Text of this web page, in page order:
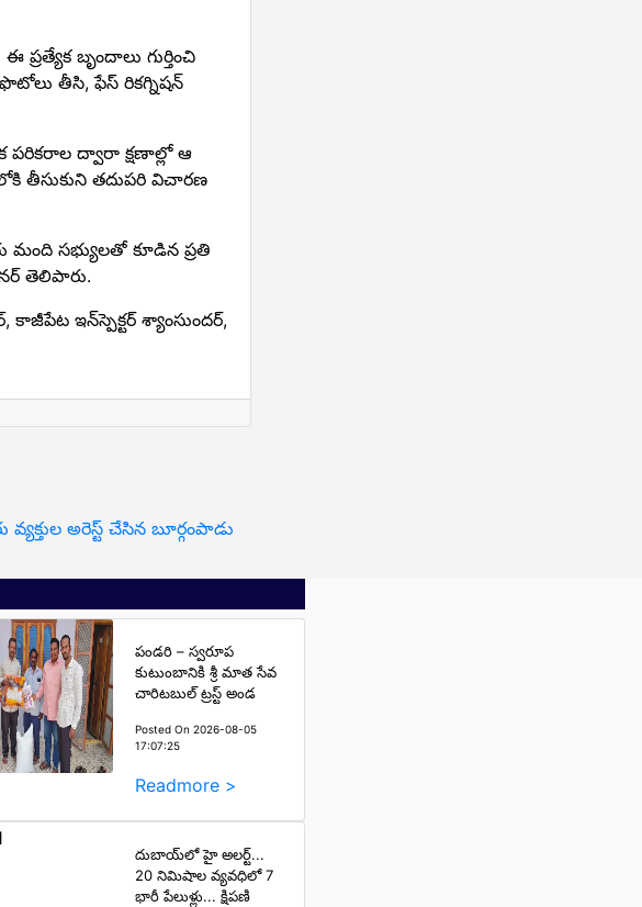
బృందాలు గుర్తించి
తీసి, ఫేస్ రికగ్నిషన్
పరికరాల ద్వారా క్షణాల్లో ఆ
తీసుకుని తదుపరి విచారణ
మంది సభ్యులతో కూడిన ప్రతి
తెలిపారు.
ఇన్‌స్పెక్టర్ శ్యాంసుందర్,
అరెస్ట్ చేసిన బూర్గంపాడు
పండరి – స్వరూప
కుటుంబానికి శ్రీ మాత సేవ
చారిటబుల్ ట్రస్ట్ అండ
Posted On 2026-08-05
17:07:25
Readmore >
దుబాయ్‌లో హై అలర్ట్...
20 నిమిషాల వ్యవధిలో 7
భారీ పేలుళ్లు... క్షిపణి